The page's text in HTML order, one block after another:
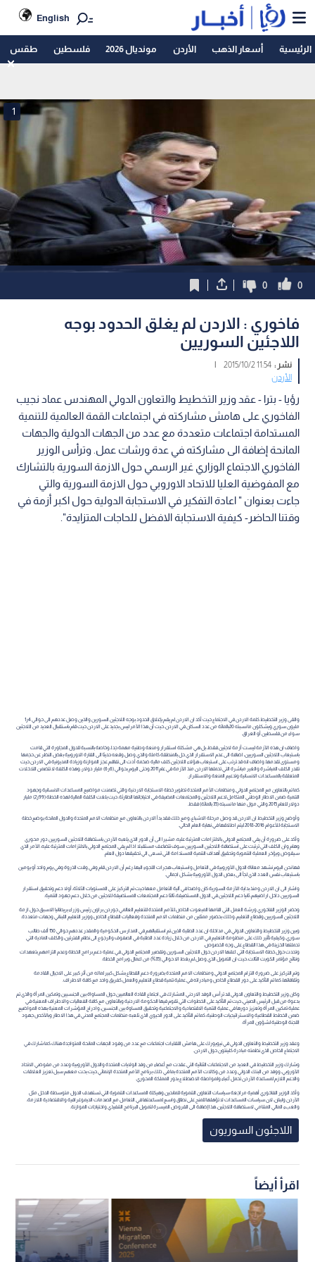
English
الرئيسية أسعار الذهب الأردن مونديال 2026 فلسطين طقس
1
0
0
فاخوري : الاردن لم يغلق الحدود بوجه
اللاجئين السوريين
نشر :11:54 2015/10/2
|
الأردن
رؤيا - بترا - عقد وزير التخطيط والتعاون الدولي المهندس عماد نجيب
الفاخوري على هامش مشاركته في اجتماعات القمة العالمية للتنمية
المستدامة اجتماعات متعددة مع عدد من الجهات الدولية والجهات
المانحة إضافة الى مشاركته في عدة ورشات عمل. وترأس الوزير
الفاخوري الاجتماع الوزاري غير الرسمي حول الازمة السورية بالتشارك
مع المفوضية العليا للاتحاد الاوروبي حول الازمة السورية والتي
جاءت بعنوان " اعادة التفكير في الاستجابة الدولية حول اكبر أزمة في
وقتنا الحاضر- كيفية الاستجابة الافضل للحاجات المتزايدة".
والقى وزير التخطيط كلمة الاردن في الاجتماع حيث أكد ان الاردن لم يقم بإغلاق الحدود بوجه اللاجئين السورين والذين وصل عددهم الى حوالي 4ر1
مليون سوري ويشكلون ما نسبته 20بالمائة من عدد السكان في الاردن، حيث أن هذا الأمر ليس بجديد على الاردن حيث قام باستقبال العديد من اللاجئين
سواء من فلسطين أو العراق.
واضاف ان هذه الأزمة ليست أزمة لاجئين فقط، بل هي مشكلة استقرار ومنعة وطنية مهمة جدا، وخاصة بالنسبة للدول المجاورة التي قامت
باستيعاب اللاجئين السوريين، اضافة الى عدم الاستقرار الذي حل بالمنطقة كاملة والذي وصل وقعه حديثا الى القارة الاوروبية بغض النظر عن حجمها
ومستوى تقدمها. واضاف انه قد ترتب على استيعاب هؤلاء اللاجئين كلف مالية ضخمة أدت الى تفاقم عجز الموازنة وزيادة المديونية في الاردن حيث
تقدر الكلف المباشرة والغير مباشرة التي تحملها الاردن منذ الأزمة في عام 2011 وحتى اليوم بحوالي (6ر6) مليار دولار، وهذه الكلفة لا تتضمن التدخلات
المتعلقة بالمساعدات الانسانية وتدعيم المنعة والاستقرار.
كما تم بالتعاون مع المجتمع الدولي ومنظمات الأمم المتحدة تطوير خطة الاستجابة الاردنية والتي تضمنت مواضيع المساعدات الانسانية وجهود
التنمية ضمن الاطار الوطني المتكامل لدعم اللاجئين والمجتمعات المضيفة في احتياجاتها الطارئة. حيث بلغت الكلفة المالية لهذه الخطة (99ر2) مليار
دولار للعام 2015 والتي مول منها ما نسبته (35 بالمائة) فقط.
وأوضح وزير التخطيط ان الاردن قد وصل مرحلة الاشباع، ومع ذلك فقد بدأ الاردن بالتعاون مع منظمات الامم المتحدة والدول المانحة بوضع خطة
الاستجابة للأعوام 2016-2018 ليتم اطلاقها في نهاية العام الحالي.
وأكد على ضرورة أن يفي المجتمع الدولي بالالتزامات المترتبة عليه، مشيرا الى أن الدور الذي يلعبه الأردن باستضافة اللاجئين السوريين دور محوري
وهام وان الكلف التي ترتبت على استضافة اللاجئين السوريين سوف تتضاعف مستقبلا اذا لم يفي المجتمع الدولي بالالتزامات المترتبة عليه، الأمر الذي
سيقوض ويؤخر العملية التنموية وتحقيق أهداف التنمية المستدامة التي تسعى الي تحقيقها دول العام.
فها نحن اليوم نشهد معاناة الدول الأوروبية في التعامل واستيعاب هجرات اللجوء اليها، رغم أن الاردن قام وفي وقت الذروة وفي يوم واحد أو يومين
باستيعاب نفس العدد الذي لجأ الى بعض الدول الأوروبية بشكل اجمالي.
واشار الى ان الاردن ومنذ بداية الأزمة السورية كان واضحا في آلية التعامل معها حيث تم التركيز على المستويات الثلاثة، أولا دعم وتحقيق استقرار
السوريين داخل اراضيهم، ثانيا دعم اللاجئين في الدول المستضيفة، ثالثا دعم المجتمعات المستضيفة للاجئين من خلال دعم جهود التنمية.
وحضر الوزير الفاخوري ورشة العمل التي اقامها المبعوث الخاص للأمم المتحدة للتعليم العالمي جوردن براون رئيس وزراء بريطانيا الاسبق حول ازمة
اللاجئين السوريين وقطاع التعليم، وذلك بحضور ممثلين من منظمات الامم المتحدة وفعاليات القطاع الخاص ووزير التعليم اللبناني وجهات متعددة.
وبين وزير التخطيط والتعاون الدولي في مداخلة ان عدد الطلبة الذين تم استقبالهم في المدارس الحكومية والمقدر عددهم حوالي 150 ألف طالب
سوري، وكيفية تأثير ذلك على منظومة التعليم في الاردن من خلال زيادة عدد الطلبة في الصفوف والرجوع الى نظام الفترتين، والكلف المادية التي
تحملتها الخزينة في هذا القطاع على وجه الخصوص.
وتحدث حول خطة الاستجابة التي اعلنها الاردن حول اللاجئين السورين وتقصير المجتمع الدولي في عملية دعم برامج الخطة وعدم التزامهم بتعهدات
ونتائج مؤتمر الكويت الثالث، حيث ان التمويل الذي وصل لم يغط الا حوالي (35%) من اعمال وبرامج الخطة.
وتم التركيز على ضرورة التزام المجتمع الدولي ومنظمات الامم المتحدة بضرورة دعم القطاع بشكل كبير لما له من أثر كبير على الاجيال القادمة
وثقافاتها، كما تم التأكيد على دور القطاع الخاص ومبادراته في عملية تنمية قطاع التعليم والعمل كفريق واحد مع كافة الاطراف.
وكان وزير التخطيط والتعاون الدولي قد ترأس الوفد الاردني المشارك في اجتماع القادة العالميين حول المساواة بين الجنسيين وتمكين المرأة والذي تم
بدعوة من قبل الرئيس الصيني، حيث تم التأكيد على الخطوات التي تقوم فيها الحكومة الاردنية وبالتعاون مع كافة الفعاليات والاطراف المعنية في
عملية تمكين المرأة وتعزيز دورها في عملية التنمية الاقتصادية والاجتماعية وتحقيق المساوة بين الجنسين، وادراج المؤشرات المعنية بهذه المواضيع
ضمن الخطط القطاعية والاستراتيجيات الوطنية، كما تم التأكيد على الدور الحيوي الذي تلعبه منظمات المجتمع المدني في هذا الاطار وبالأخص جهود
اللجنة الوطنية لشؤون المرأة.
وعقد وزير التخطيط والتعاون الدولي في نيويورك على هامش اللقاءات اجتماعات مع عدد من وفود الجهات المانحة المتواجدة هناك كما شارك في
الاجتماع الخاص الذي نظمته مبادرة كلينتون حول الاردن.
وشارك وزير التخطيط في العديد من الاجتماعات الثنائية التي عقدت مع أعضاء من وفد الولايات المتحدة والدول الأوروبية وعدد من مفوضي الاتحاد
الأوروبي، ووفد من البنك الدولي وعدد من وكالات الأمم المتحدة بما في ذلك برنامج الأمم المتحدة الإنمائي حيث بحث معهم سبل تعزيز العلاقات
والدعم اللازم لمساعدة الأردن تحمل أعباء ولمواصلة الاضطلاع بدور المملكة المحوري.
وأكد الوزير الفاخوري أهمية مراجعة سياسات التعاون التنموية للمانحين وهيكلة المساعدات التنموية التي تستهدف الدول متوسطة الدخل مثل
الأردن ولبنان، لان سياسات المساعدات لا تؤهلها للمنح على نطاق واسع لمساعدتها في التعامل مع الصدمات الديموغرافية والاقتصادية اللازمة،
والعبء المالي المتنامي لاستضافة اللاجئين. هذا إضافة الى القروض الميسرة لتمويل البرنامج التنفيذي واحتياجات الموازنة.
اللاجئون السوريون
اقرأ أيضاً